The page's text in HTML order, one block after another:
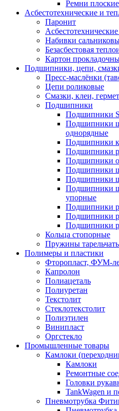
Ремни
Асбестотехнические и
Паронит
Набивки
Безасбестовая
Картон
Подшипники, цепи,
Пресс-маслёнки
Цепи роликовые
Смазки, клеи,
Подшипники
Подшипники
Подшипники
однорядные
Подшипники
Подшипники
Подшипники
Подшипники
Подшипники
Подшипники
упорные
Подшипники
Подшипники
Подшипники
Кольца стопорные
Пружины
Полимеры и пластики
Фторопласт, ФУМ-
Капролон
Полиацеталь
Полиуретан
Текстолит
Стеклотекстолит
Полиэтилен
Винипласт
Оргстекло
Промышленные товары
Камлоки
Камлоки
Ремонтные
Головки
TankWagen и
Пневмотрубка